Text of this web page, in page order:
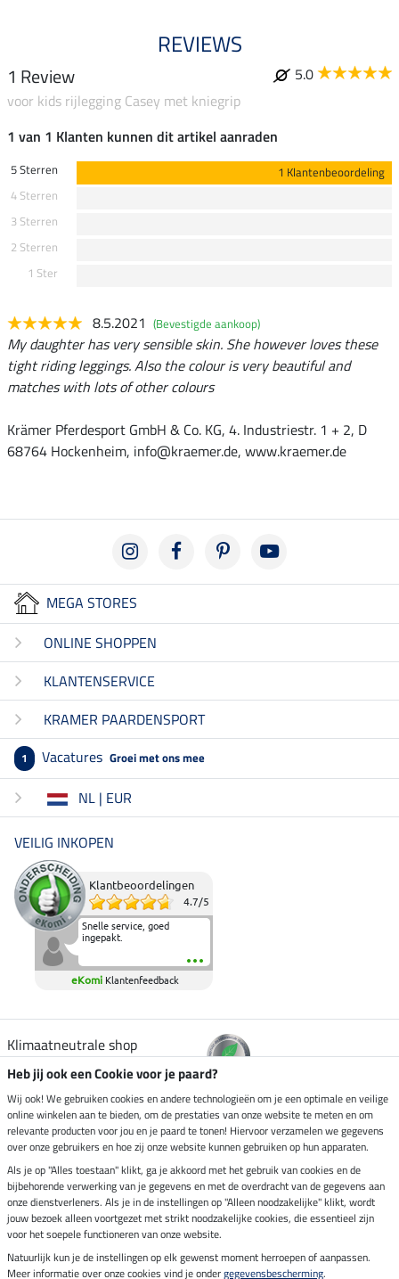
REVIEWS
1 Review
5.0
voor kids rijlegging Casey met kniegrip
1 van 1 Klanten kunnen dit artikel aanraden
5 Sterren
1 Klantenbeoordeling
4 Sterren
3 Sterren
2 Sterren
1 Ster
8.5.2021 (Bevestigde aankoop)
My daughter has very sensible skin. She however loves these
tight riding leggings. Also the colour is very beautiful and
matches with lots of other colours
Krämer Pferdesport GmbH & Co. KG, 4. Industriestr. 1 + 2, D
68764 Hockenheim, info@kraemer.de, www.kraemer.de
MEGA STORES
ONLINE SHOPPEN
KLANTENSERVICE
KRAMER PAARDENSPORT
1 Vacatures Groei met ons mee
NL | EUR
VEILIG INKOPEN
Klantbeoordelingen
4.7/5
Snelle service, goed
ingepakt.
eKomi Klantenfeedback
Klimaatneutrale shop
Verzending per
Veilig betalen met
Impressum
Heb jij ook een Cookie voor je paard?
Wij ook! We gebruiken cookies en andere technologieën om je een optimale en veilige
online winkelen aan te bieden, om de prestaties van onze website te meten en om
relevante producten voor jou en je paard te tonen! Hiervoor verzamelen we gegevens
over onze gebruikers en hoe zij onze website kunnen gebruiken op hun apparaten.
Als je op "Alles toestaan" klikt, ga je akkoord met het gebruik van cookies en de
bijbehorende verwerking van je gegevens en met de overdracht van de gegevens aan
onze dienstverleners. Als je in de instellingen op "Alleen noodzakelijke" klikt, wordt
jouw bezoek alleen voortgezet met strikt noodzakelijke cookies, die essentieel zijn
voor het soepele functioneren van onze website.
Natuurlijk kun je de instellingen op elk gewenst moment herroepen of aanpassen.
Meer informatie over onze cookies vind je ondergegevensbescherming.